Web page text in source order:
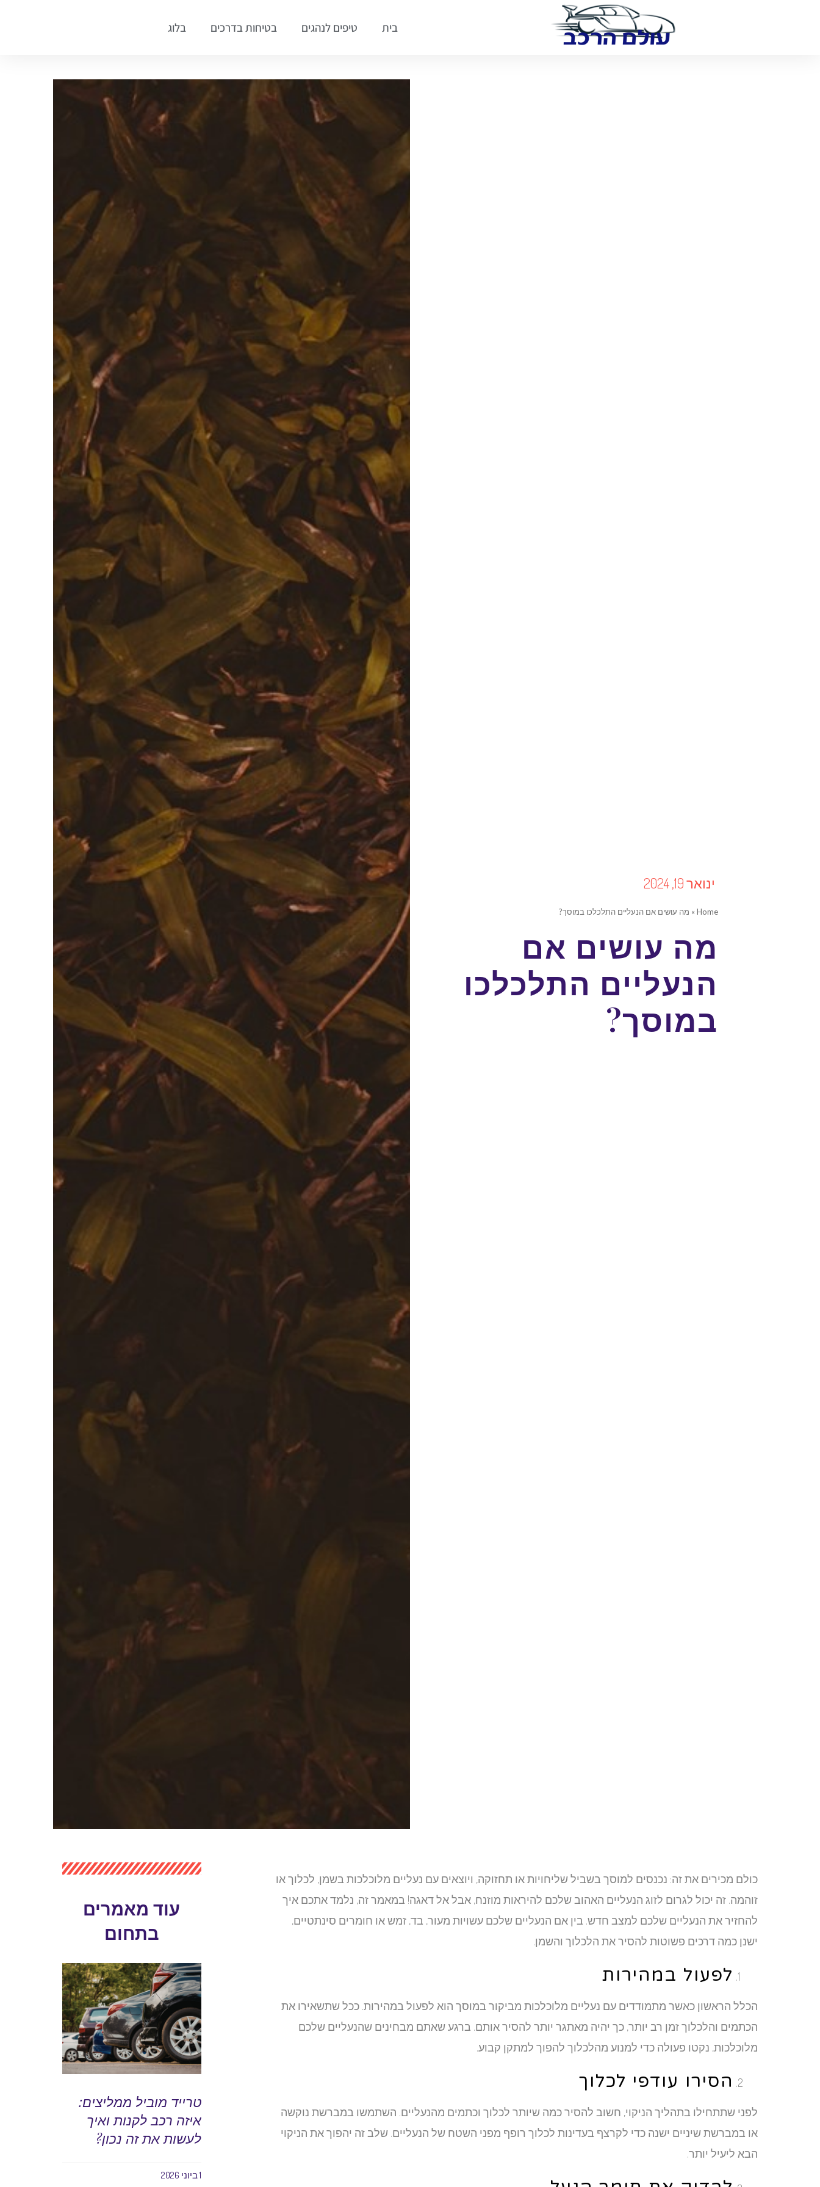
בית טיפים לנהגים בטיחות בדרכים בלוג
ינואר 19, 2024
Home
» מה עושים אם הנעליים התלכלכו במוסך?
מה עושים אם
הנעליים התלכלכו
במוסך?
כולם מכירים את זה: נכנסים למוסך בשביל שליחויות או תחזוקה, ויוצאים עם נעליים מלוכלכות בשמן, לכלוך או
זוהמה. זה יכול לגרום לזוג הנעליים האהוב שלכם להיראות מוזנח, אבל אל דאגה! במאמר זה, נלמד אתכם איך
להחזיר את הנעליים שלכם למצב חדש. בין אם הנעליים שלכם עשויות מעור, בד, זמש או חומרים סינתטיים,
ישנן כמה דרכים פשוטות להסיר את הלכלוך והשמן.
לפעול במהירות
הכלל הראשון כאשר מתמודדים עם נעליים מלוכלכות מביקור במוסך הוא לפעול במהירות. ככל שתשאירו את
הכתמים והלכלוך זמן רב יותר, כך יהיה מאתגר יותר להסיר אותם. ברגע שאתם מבחינים שהנעליים שלכם
מלוכלכות, נקטו פעולה כדי למנוע מהלכלוך להפוך למתקן קבוע.
הסירו עודפי לכלוך
לפני שתתחילו בתהליך הניקוי, חשוב להסיר כמה שיותר לכלוך וכתמים מהנעליים. השתמשו במברשת נוקשה
או במברשת שיניים ישנה כדי לקרצף בעדינות לכלוך רופף מפני השטח של הנעליים. שלב זה יהפוך את הניקוי
הבא ליעיל יותר.
עוד מאמרים
בתחום
טרייד מוביל ממליצים:
איזה רכב לקנות ואיך
לעשות את זה נכון?
1 ביוני 2026